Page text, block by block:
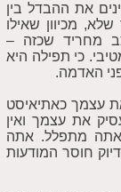
את ההבדל בין
מכיוון שאילו
מחריד שכזה –
כי תפילה היא
האדמה.
עצמך כאתיאיסט
את עצמך ואין
מתפלל. אתה
חוסר המודעות